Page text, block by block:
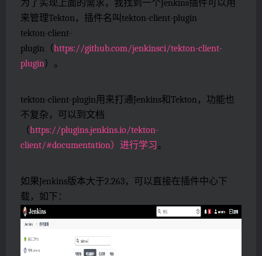
为了实现上面的需求，我找到一个Jenkins插件可以用
来管理Tekton，插件名叫tekton-client-plugin
tekton-client-
plugin（https://github.com/jenkinsci/tekton-client-
plugin）。
tekton-client-plugin用来打通Jenkins和Tekton，功能也
不复杂，可以到文档
（https://plugins.jenkins.io/tekton-
client/#documentation）进行学习。
如果Jenkins版本大于2.263，可以直接在插件中心下
载，如下：